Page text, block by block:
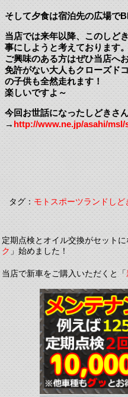
そして夕食は宿泊先の広場
当店では来年以降、このしど
事にしようと考えております。
ご興味のある方はぜひ当店へ
免許がない大人もクローズド
の子供も全然走れます！
楽しいですよ～
今回お世話になったしどきさ
→http://www.ne.jp/asahi/msl/
タグ：モトスポーツランドしど
定期点検とオイル交換がセット
ク」始めました！
当店で新車をご購入いただくと「